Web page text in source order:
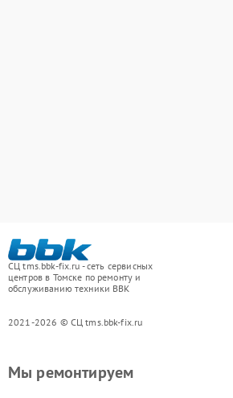
СЦ tms.bbk-fix.ru - сеть сервисных
центров в Томске по ремонту и
обслуживанию техники BBK
2021-2026 © СЦ tms.bbk-fix.ru
Мы ремонтируем